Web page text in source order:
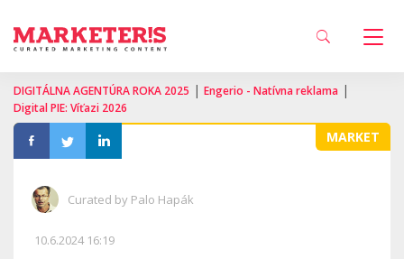
DIGITÁLNA AGENTÚRA ROKA 2025 | Engerio - Natívna reklama |
Digital PIE: Víťazi 2026
MARKET
Curated by Palo Hapák
10.6.2024 16:19